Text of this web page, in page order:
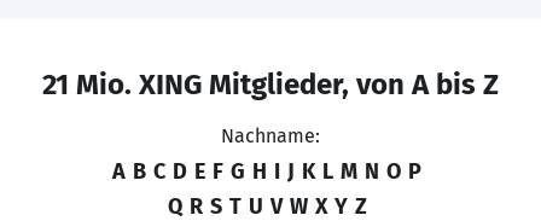
21 Mio. XING Mitglieder, von A bis Z
Nachname:
A B C D E F G H I J K L M N O P
Q R S T U V W X Y Z